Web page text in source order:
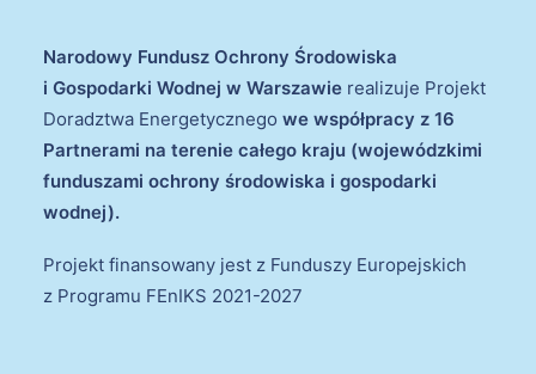
Narodowy Fundusz Ochrony Środowiska
i Gospodarki Wodnej w Warszawie realizuje Projekt
Doradztwa Energetycznego we współpracy z 16
Partnerami na terenie całego kraju (wojewódzkimi
funduszami ochrony środowiska i gospodarki
wodnej).
Projekt finansowany jest z Funduszy Europejskich
z Programu FEnIKS 2021-2027